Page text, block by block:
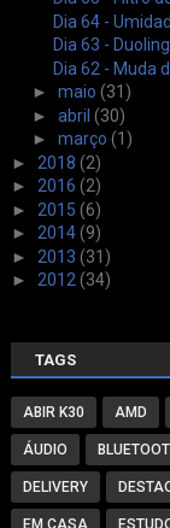
Dia 64 -
Dia 63 -
Dia 62 - Muda
► maio (31)
► abril (30)
► março (1)
► 2018 (2)
► 2016 (2)
► 2015 (6)
► 2014(9)
► 2013 (31)
► 2012 (34)
TAGS
ABIR K30 AMD
ÁUDIO
DELIVERY
EM CASA